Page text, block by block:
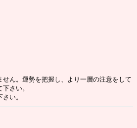
せん。運勢を把握し、より一層の注意をして
さい。
い。